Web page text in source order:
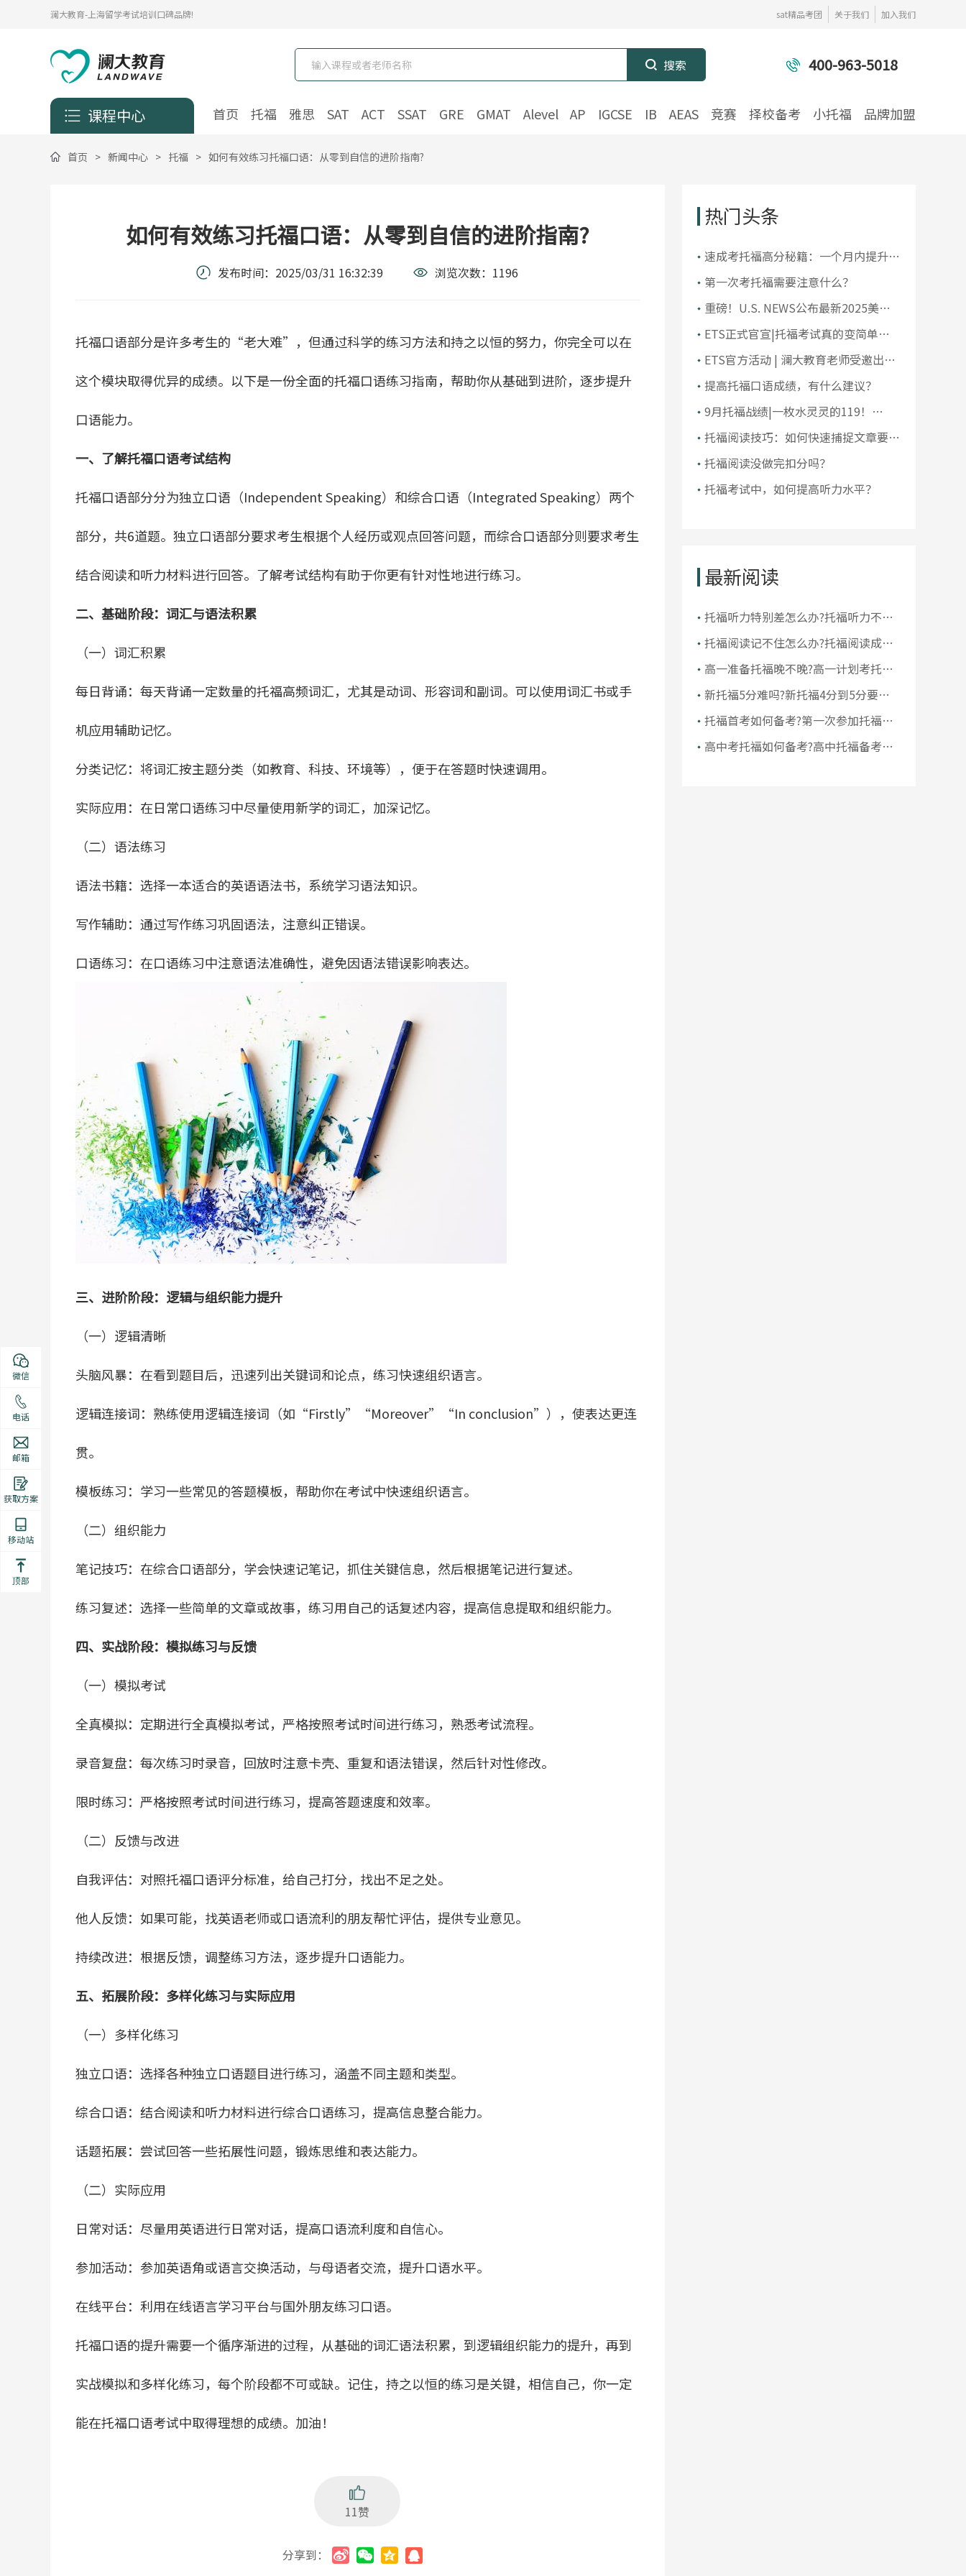
澜大教育-上海留学考试培训口碑品牌! sat精品考团 关于我们 加入我们
400-963-5018
课程中心 首页 托福 雅思 SAT ACT SSAT GRE GMAT Alevel AP IGCSE IB AEAS 竞赛 择校备考 小托福 品牌加盟
首页 > 新闻中心 > 托福 > 如何有效练习托福口语：从零到自信的进阶指南?
如何有效练习托福口语：从零到自信的进阶指南?
发布时间： 2025/03/31 16:32:39 浏览次数： 1196
托福口语部分是许多考生的“老大难”，但通过科学的练习方法和持之以恒的努力，你完全可以在
这个模块取得优异的成绩。以下是一份全面的托福口语练习指南，帮助你从基础到进阶，逐步提升
口语能力。
一、了解托福口语考试结构
托福口语部分分为独立口语（Independent Speaking）和综合口语（Integrated Speaking）两个
部分，共6道题。独立口语部分要求考生根据个人经历或观点回答问题，而综合口语部分则要求考生
结合阅读和听力材料进行回答。了解考试结构有助于你更有针对性地进行练习。
二、基础阶段：词汇与语法积累
（一）词汇积累
每日背诵：每天背诵一定数量的托福高频词汇，尤其是动词、形容词和副词。可以使用词汇书或手
机应用辅助记忆。
分类记忆：将词汇按主题分类（如教育、科技、环境等），便于在答题时快速调用。
实际应用：在日常口语练习中尽量使用新学的词汇，加深记忆。
（二）语法练习
语法书籍：选择一本适合的英语语法书，系统学习语法知识。
写作辅助：通过写作练习巩固语法，注意纠正错误。
口语练习：在口语练习中注意语法准确性，避免因语法错误影响表达。
三、进阶阶段：逻辑与组织能力提升
（一）逻辑清晰
头脑风暴：在看到题目后，迅速列出关键词和论点，练习快速组织语言。
逻辑连接词：熟练使用逻辑连接词（如“Firstly”“Moreover”“In conclusion”），使表达更连
贯。
模板练习：学习一些常见的答题模板，帮助你在考试中快速组织语言。
（二）组织能力
笔记技巧：在综合口语部分，学会快速记笔记，抓住关键信息，然后根据笔记进行复述。
练习复述：选择一些简单的文章或故事，练习用自己的话复述内容，提高信息提取和组织能力。
四、实战阶段：模拟练习与反馈
（一）模拟考试
全真模拟：定期进行全真模拟考试，严格按照考试时间进行练习，熟悉考试流程。
录音复盘：每次练习时录音，回放时注意卡壳、重复和语法错误，然后针对性修改。
限时练习：严格按照考试时间进行练习，提高答题速度和效率。
（二）反馈与改进
自我评估：对照托福口语评分标准，给自己打分，找出不足之处。
他人反馈：如果可能，找英语老师或口语流利的朋友帮忙评估，提供专业意见。
持续改进：根据反馈，调整练习方法，逐步提升口语能力。
五、拓展阶段：多样化练习与实际应用
（一）多样化练习
独立口语：选择各种独立口语题目进行练习，涵盖不同主题和类型。
综合口语：结合阅读和听力材料进行综合口语练习，提高信息整合能力。
话题拓展：尝试回答一些拓展性问题，锻炼思维和表达能力。
（二）实际应用
日常对话：尽量用英语进行日常对话，提高口语流利度和自信心。
参加活动：参加英语角或语言交换活动，与母语者交流，提升口语水平。
在线平台：利用在线语言学习平台与国外朋友练习口语。
托福口语的提升需要一个循序渐进的过程，从基础的词汇语法积累，到逻辑组织能力的提升，再到
实战模拟和多样化练习，每个阶段都不可或缺。记住，持之以恒的练习是关键，相信自己，你一定
能在托福口语考试中取得理想的成绩。加油！
11赞
分享到：
热门头条
​速成考托福高分秘籍：一个月内提升你
的托福成绩
第一次考托福需要注意什么？
重磅！U.S. NEWS公布最新2025美国
大学排名！前10大洗牌，纽大重回
TOP30！
ETS正式官宣|托福考试真的变简单了
吗？
ETS官方活动 | 澜大教育老师受邀出席
ETS托福教师研讨会
提高托福口语成绩，有什么建议？
9月托福战绩|一枚水灵灵的119！
105+超50人，全员均分破百！
托福阅读技巧：如何快速捕捉文章要
点？
托福阅读没做完扣分吗？
托福考试中，如何提高听力水平？
最新阅读
托福听力特别差怎么办?托福听力不好
如何提高
托福阅读记不住怎么办?托福阅读成绩
如何提升
高一准备托福晚不晚?高一计划考托福
怎么办
新托福5分难吗?新托福4分到5分要多
久
托福首考如何备考?第一次参加托福考
试怎么拿高分
高中考托福如何备考?高中托福备考指
微信
电话
邮箱
获取方案
移动站
顶部